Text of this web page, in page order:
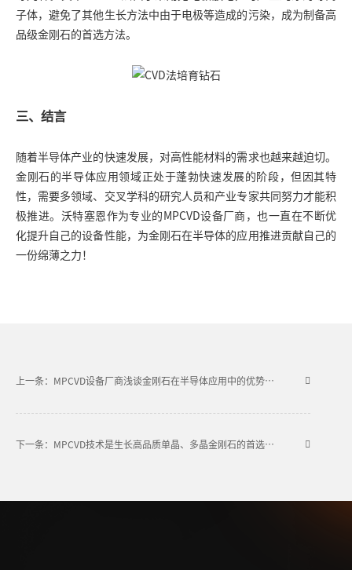
子体，避免了其他生长方法中由于电极等造成的污染，成为制备高
品级金刚石的首选方法。
三、结言
随着半导体产业的快速发展，对高性能材料的需求也越来越迫切。
金刚石的半导体应用领域正处于蓬勃快速发展的阶段，但因其特
性，需要多领域、交叉学科的研究人员和产业专家共同努力才能积
极推进。沃特塞恩作为专业的MPCVD设备厂商，也一直在不断优
化提升自己的设备性能，为金刚石在半导体的应用推进贡献自己的
一份绵薄之力！
上一条：MPCVD设备厂商浅谈金刚石在半导体应用中的优势与挑战
下一条：MPCVD技术是生长高品质单晶、多晶金刚石的首选方法